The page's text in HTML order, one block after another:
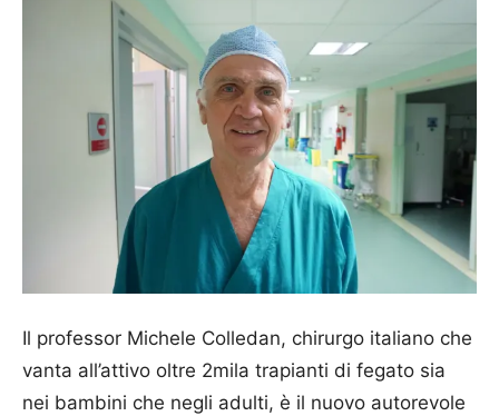
Il professor Michele Colledan, chirurgo italiano che
vanta all’attivo oltre 2mila trapianti di fegato sia
nei bambini che negli adulti, è il nuovo autorevole